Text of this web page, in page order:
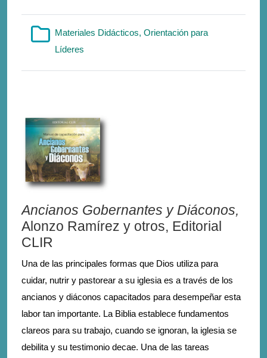
Materiales Didácticos, Orientación para
Líderes
Ancianos Gobernantes y Diáconos,
Alonzo Ramírez y otros, Editorial
CLIR
Una de las principales formas que Dios utiliza para
cuidar, nutrir y pastorear a su iglesia es a través de los
ancianos y diáconos capacitados para desempeñar esta
labor tan importante. La Biblia establece fundamentos
clareos para su trabajo, cuando se ignoran, la iglesia se
debilita y su testimonio decae. Una de las tareas